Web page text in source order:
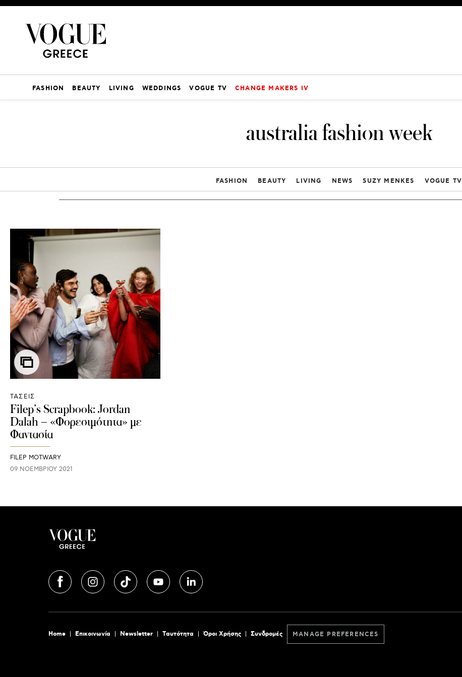
FASHION BEAUTY LIVING WEDDINGS VOGUE TV CHANGE MAKERS IV
australia fashion week
FASHION BEAUTY LIVING NEWS SUZY MENKES VOGUE TV
ΤΑΣΕΙΣ
Filep’s Scrapbook: Jordan
Dalah – «Φορεσιμότητα» με
Φαντασία
FILEP MOTWARY
09 ΝΟΕΜΒΡΊΟΥ 2021
Home Επικοινωνία Newsletter Tαυτότητα Όροι Χρήσης Συνδρομές MANAGE PREFERENCES